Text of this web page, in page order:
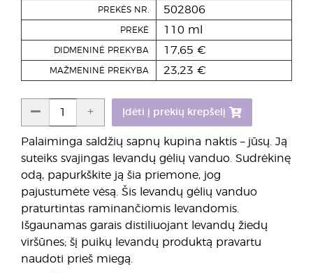
Palaiminga saldžių sapnų kupina naktis – jūsų. Ją
suteiks svajingas levandų gėlių vanduo. Sudrėkinę
odą, papurkškite ją šia priemone, jog
pajustumėte vėsą. Šis levandų gėlių vanduo
praturtintas raminančiomis levandomis.
Išgaunamas garais distiliuojant levandų žiedų
viršūnes; šį puikų levandų produktą pravartu
naudoti prieš miegą.
PREKĖS NR. 502806
PREKĖ 110 ml
DIDMENINĖ PREKYBA 17,65 €
MAŽMENINĖ PREKYBA 23,23 €
Įdėti į prekių krepšelį